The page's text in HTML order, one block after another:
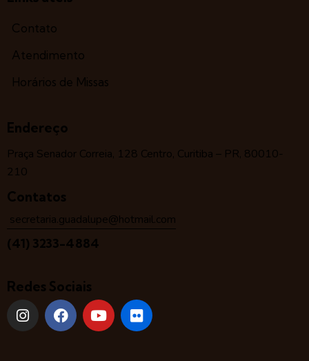
Contato
Atendimento
Horários de Missas
Endereço
Praça Senador Correia, 128 Centro, Curitiba – PR, 80010-
210
Contatos
secretaria.guadalupe@hotmail.com
(41) 3233-4884
Redes Sociais